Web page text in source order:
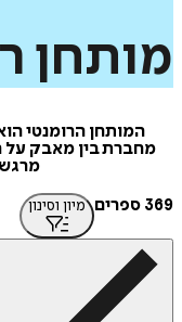
הרומנטי הוא
בין מאבק על הלב
מרגש בין
מיון וסינון